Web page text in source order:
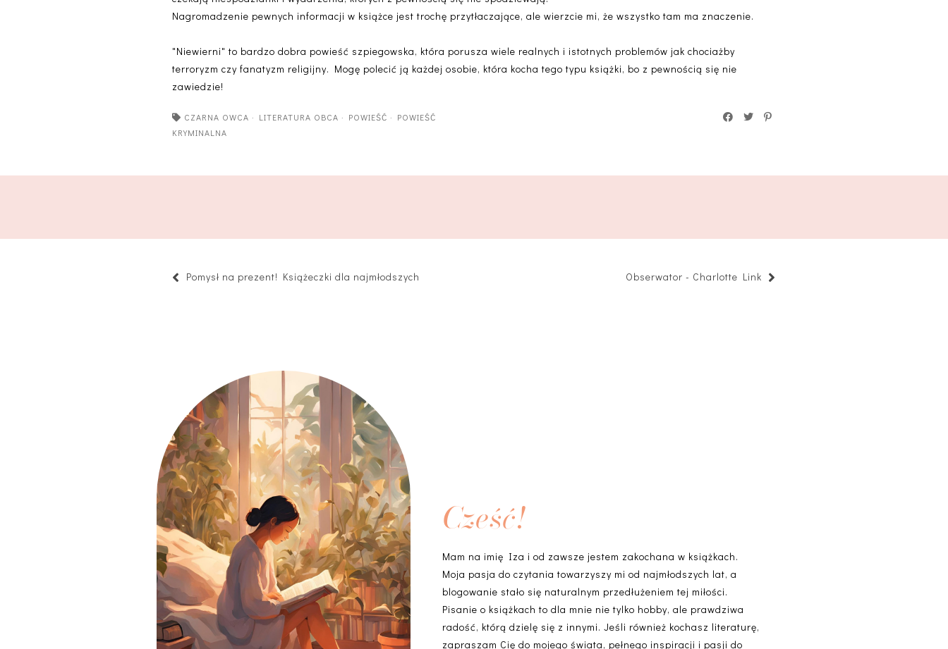
Nagromadzenie pewnych informacji w książce jest trochę przytłaczające, ale wierzcie mi, że wszystko tam ma znaczenie.
"Niewierni" to bardzo dobra powieść szpiegowska, która porusza wiele realnych i istotnych problemów jak chociażby
terroryzm czy fanatyzm religijny. Mogę polecić ją każdej osobie, która kocha tego typu książki, bo z pewnością się nie
zawiedzie!
CZARNA OWCA · LITERATURA OBCA · POWIEŚĆ · POWIEŚĆ
KRYMINALNA
Pomysł na prezent! Książeczki dla najmłodszych Obserwator - Charlotte Link
Cześć!
Mam na imię Iza i od zawsze jestem zakochana w książkach.
Moja pasja do czytania towarzyszy mi od najmłodszych lat, a
blogowanie stało się naturalnym przedłużeniem tej miłości.
Pisanie o książkach to dla mnie nie tylko hobby, ale prawdziwa
radość, którą dzielę się z innymi. Jeśli również kochasz literaturę,
zapraszam Cię do mojego świata, pełnego inspiracji i pasji do